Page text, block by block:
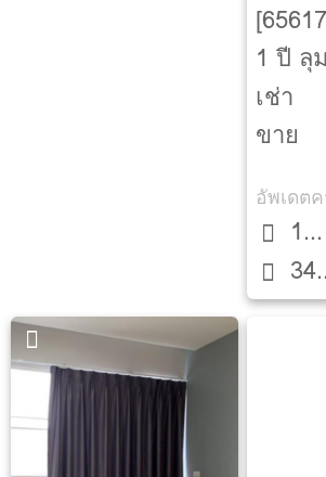
1 ปี ลุ
พระร
เช่า
ขาย
1
Bed34
ตรม.